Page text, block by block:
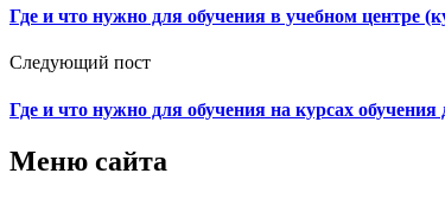
Где и что нужно для обучения в учебном центре
Следующий пост
Где и что нужно для обучения на курсах обучения
Меню сайта